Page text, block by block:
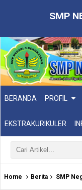
SMP
BERANDA PROFIL
EKSTRAKURIKULER
Home Berita SMP Negeri